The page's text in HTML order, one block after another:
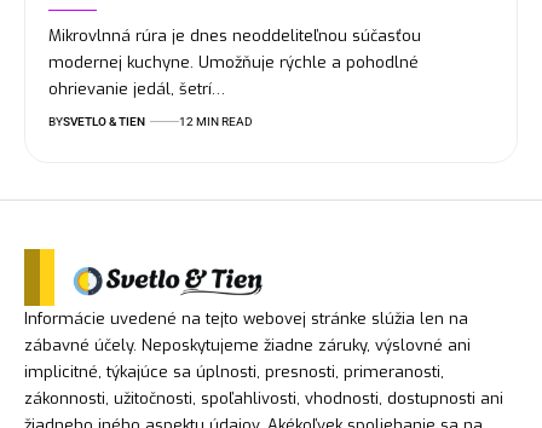
Mikrovlnná rúra je dnes neoddeliteľnou súčasťou
modernej kuchyne. Umožňuje rýchle a pohodlné
ohrievanie jedál, šetrí…
BYSVETLO & TIEN 12 MIN READ
Informácie uvedené na tejto webovej stránke slúžia len na
zábavné účely. Neposkytujeme žiadne záruky, výslovné ani
implicitné, týkajúce sa úplnosti, presnosti, primeranosti,
zákonnosti, užitočnosti, spoľahlivosti, vhodnosti, dostupnosti ani